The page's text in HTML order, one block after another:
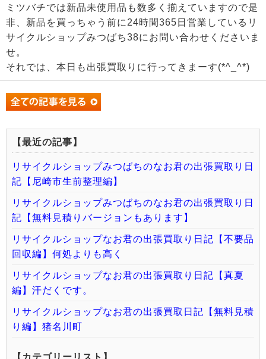
ミツバチでは新品未使用品も数多く揃えていますので是
非、新品を買っちゃう前に24時間365日営業しているリ
サイクルショップみつばち38にお問い合わせくださいま
せ。
それでは、本日も出張買取りに行ってきまーす(*^_^*)
【最近の記事】
リサイクルショップみつばちのなお君の出張買取り日
記【尼崎市生前整理編】
リサイクルショップみつばちのなお君の出張買取り日
記【無料見積りバージョンもあります】
リサイクルショップなお君の出張買取り日記【不要品
回収編】何処よりも高く
リサイクルショップなお君の出張買取り日記【真夏
編】汗だくです。
リサイクルショップなお君の出張買取日記【無料見積
り編】猪名川町
【カテゴリーリスト】